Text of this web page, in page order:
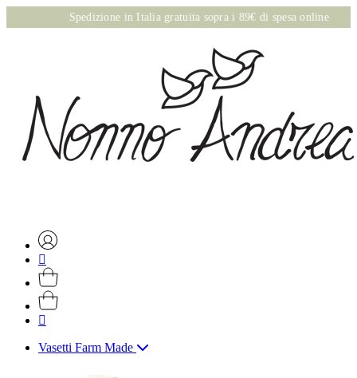
Spedizione in Italia gratuita sopra i 89€ di spesa online
Vasetti Farm Made